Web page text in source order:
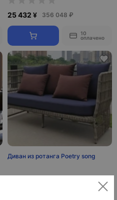
25 432 ¥ 356 048 ₽
10
оплачено
Диван из ротанга Poetry song